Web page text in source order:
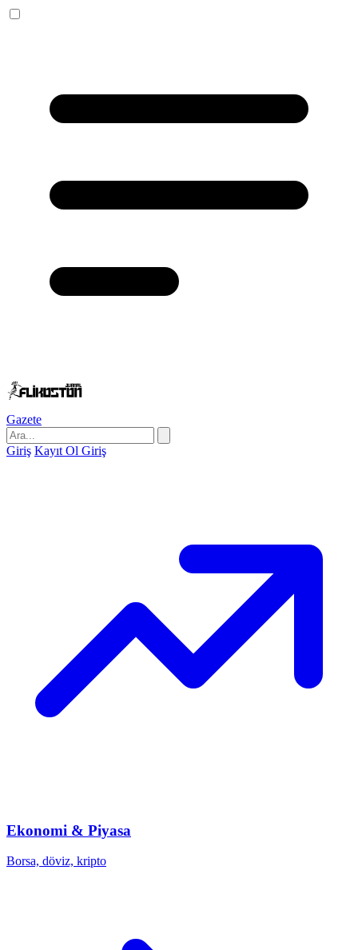
Gazete
Giriş Kayıt Ol Giriş
Ekonomi & Piyasa
Borsa, döviz, kripto